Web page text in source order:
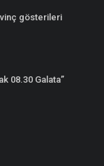
gösterileri
08.30 Galata”